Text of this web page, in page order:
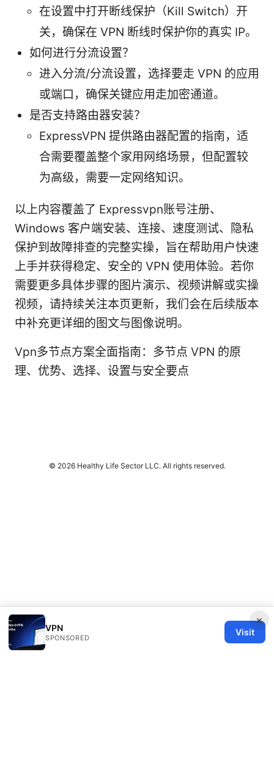
在设置中打开断线保护（Kill Switch）开
关，确保在 VPN 断线时保护你的真实 IP。
如何进行分流设置？
进入分流/分流设置，选择要走 VPN 的应用
或端口，确保关键应用走加密通道。
是否支持路由器安装？
ExpressVPN 提供路由器配置的指南，适
合需要覆盖整个家用网络场景，但配置较
为高级，需要一定网络知识。
以上内容覆盖了 Expressvpn账号注册、
Windows 客户端安装、连接、速度测试、隐私
保护到故障排查的完整实操，旨在帮助用户快速
上手并获得稳定、安全的 VPN 使用体验。若你
需要更多具体步骤的图片演示、视频讲解或实操
视频，请持续关注本页更新，我们会在后续版本
中补充更详细的图文与图像说明。
Vpn多节点方案全面指南：多节点 VPN 的原
理、优势、选择、设置与安全要点
×
VPN
SPONSORED
Visit
© 2026 Healthy Life Sector LLC. All rights reserved.